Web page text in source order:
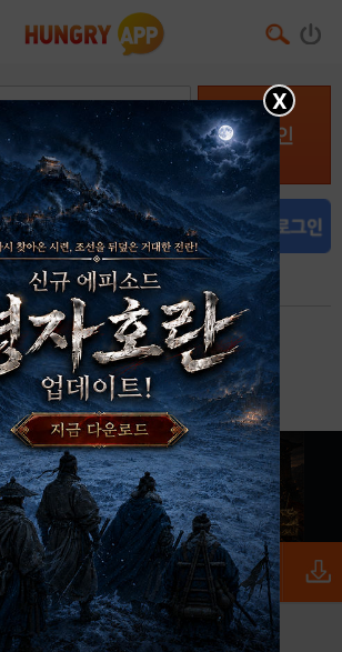
로그인
디 / 비밀번호 찾기 회원가입
X
로그인 PC버전 전체앱